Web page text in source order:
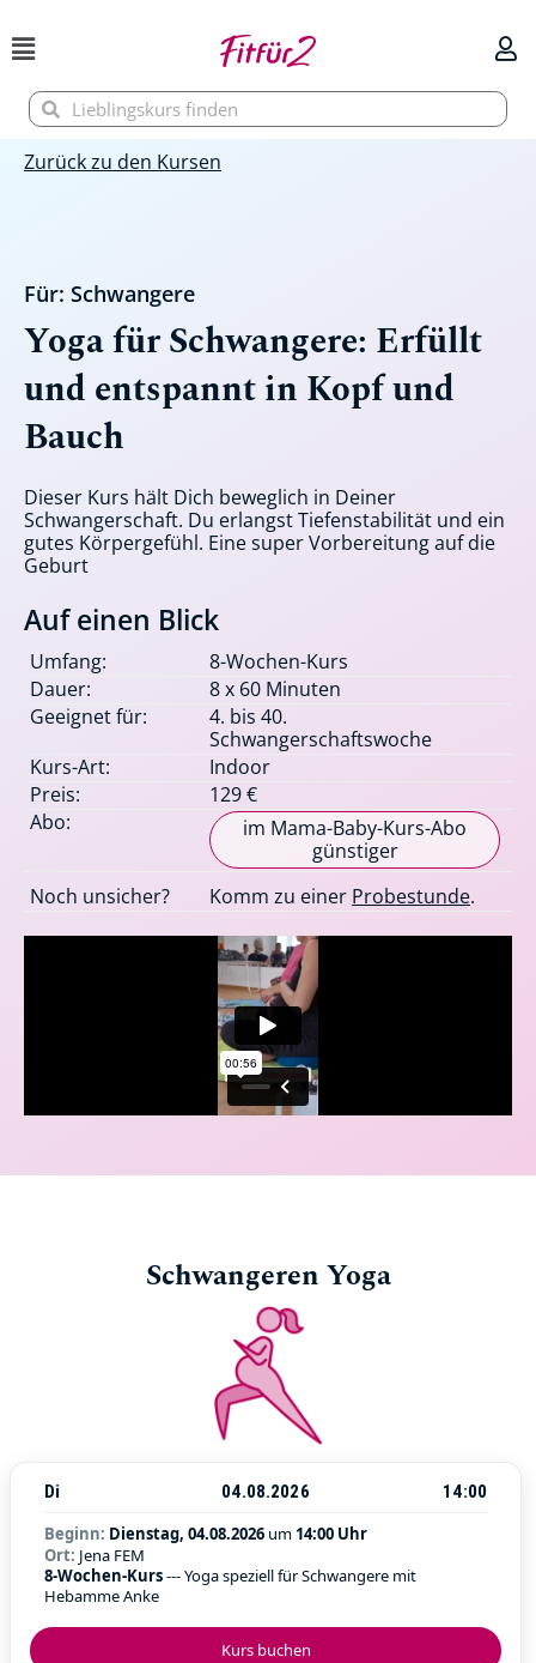
Inhalt
springen
SucheSuche
Zurück zu den Kursen
Für: Schwangere
Yoga für Schwangere: Erfüllt
und entspannt in Kopf und
Bauch
Dieser Kurs hält Dich beweglich in Deiner
Schwangerschaft. Du erlangst Tiefenstabilität und ein
gutes Körpergefühl. Eine super Vorbereitung auf die
Geburt
Auf einen Blick
Umfang:
8-Wochen-Kurs
Dauer:
8 x 60 Minuten
Geeignet für:
4. bis 40.
Schwangerschaftswoche
Kurs-Art:
Indoor
Preis:
129 €
Abo:
im Mama-Baby-Kurs-Abo
günstiger
Noch unsicher?
Komm zu einer Probestunde.
Schwangeren Yoga
Kurs buchen
Di 04.08.2026
14:00
Beginn: Dienstag, 04.08.2026 um 14:00 Uhr
Ort: Jena FEM
8-Wochen-Kurs--- Yoga speziell für Schwangere mit
Hebamme Anke